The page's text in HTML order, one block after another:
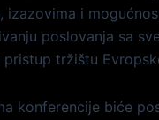
izazovima i
poslovanja sa
tržištu
konferencije biće